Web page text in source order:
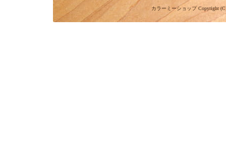
カラーミーショップCopyright